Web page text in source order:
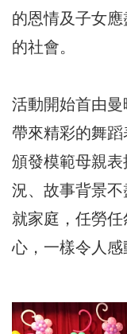
的恩情及子女
的社會。
活動開始首由
帶來精彩的舞
頒發模範母親
況、故事背景
就家庭，任勞
心，一樣令人感